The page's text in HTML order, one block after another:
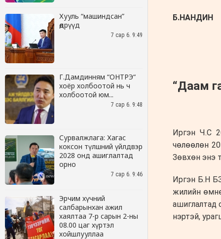
Хууль “машиндсан”
өдрүүд
7 сар 6. 9:49
Г.Дамдинням “ОНТРЭ“
хоёр холбоотой нь ч
холбоотой юм...
7 сар 6. 9:48
Сурвалжлага: Хагас
коксон түлшний үйлдвэр
2028 онд ашиглалтад
орно
7 сар 6. 9:46
Эрчим хүчний
салбарынхан ажил
хаялтаа 7-р сарын 2-ны
08.00 цаг хүртэл
хойшлууллаа